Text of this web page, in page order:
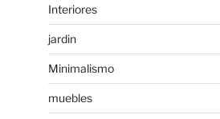
Interiores
jardin
Minimalismo
muebles